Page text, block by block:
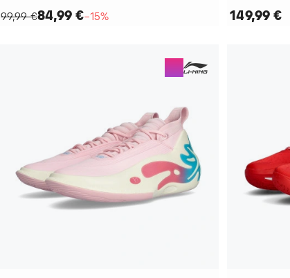
99,99 €84,99 €−15% 149,99 €